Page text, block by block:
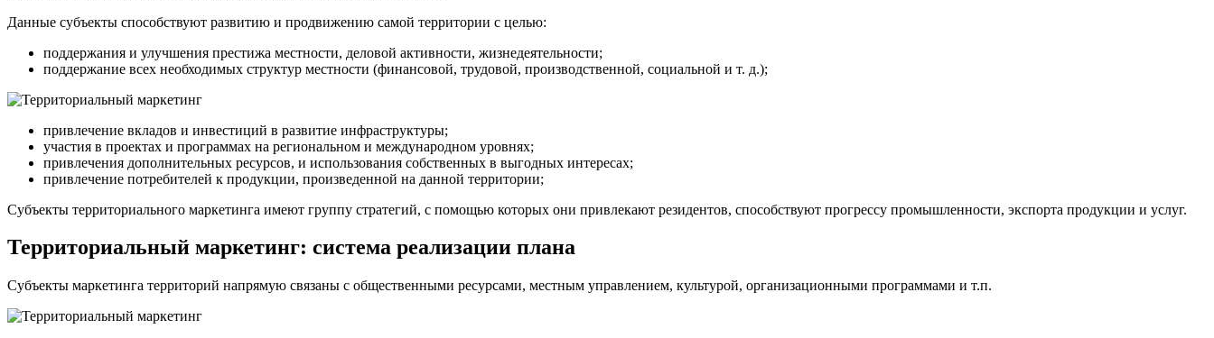
Данные субъекты способствуют развитию и продвижению самой территории с целью:
поддержания и улучшения престижа местности, деловой активности, жизнедеятельности;
поддержание всех необходимых структур местности (финансовой, трудовой, производственной, социальной и т. д.);
привлечение вкладов и инвестиций в развитие инфраструктуры;
участия в проектах и программах на региональном и международном уровнях;
привлечения дополнительных ресурсов, и использования собственных в выгодных интересах;
привлечение потребителей к продукции, произведенной на данной территории;
Субъекты территориального маркетинга имеют группу стратегий, с помощью которых они привлекают резидентов, способствуют прогрессу промышленности, экспорта продукции и услуг.
Территориальный маркетинг: система реализации плана
Субъекты маркетинга территорий напрямую связаны с общественными ресурсами, местным управлением, культурой, организационными программами и т.п.